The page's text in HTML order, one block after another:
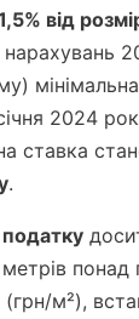
від
2024
ставка
.
м²),